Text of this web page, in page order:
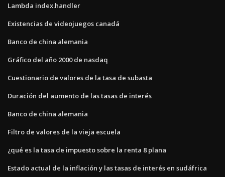
Lambda index.handler
Existencias de videojuegos canadá
Banco de china alemania
Gráfico del año 2000 de nasdaq
Cuestionario de valores de la tasa de subasta
Duración del aumento de las tasas de interés
Banco de china alemania
Filtro de valores de la vieja escuela
¿qué es la tasa de impuesto sobre la renta 8 plana
Estado actual de la inflación y las tasas de interés en sudáfrica